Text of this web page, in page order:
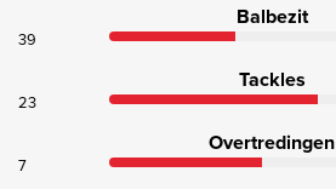
Balbezit
39
Tackles
23
Overtredingen
7